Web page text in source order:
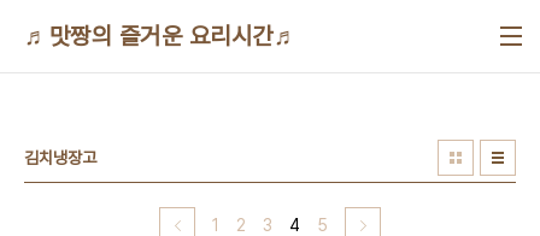
♬맛짱의 즐거운 요리시간♬
김치냉장고
1 2 3 4 5